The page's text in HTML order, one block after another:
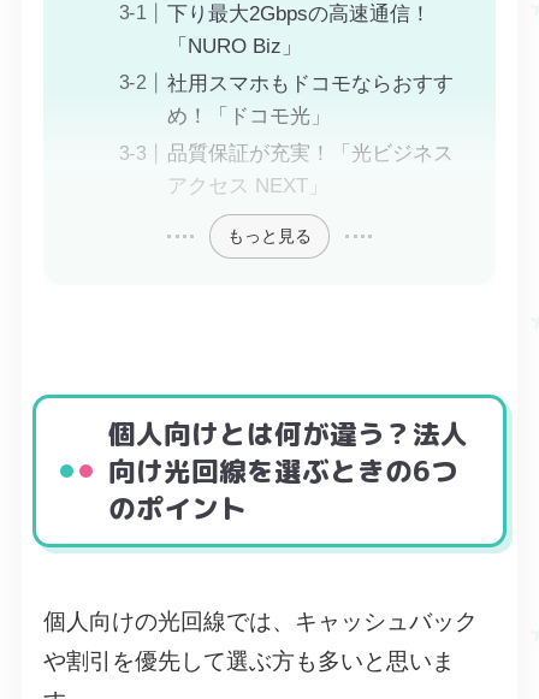
下り最大2Gbpsの高速通信！
「NURO Biz」
社用スマホもドコモならおすす
め！「ドコモ光」
品質保証が充実！「光ビジネス
アクセス NEXT」
もっと見る
個人向けとは何が違う？法人
向け光回線を選ぶときの6つ
のポイント
個人向けの光回線では、キャッシュバック
や割引を優先して選ぶ方も多いと思いま